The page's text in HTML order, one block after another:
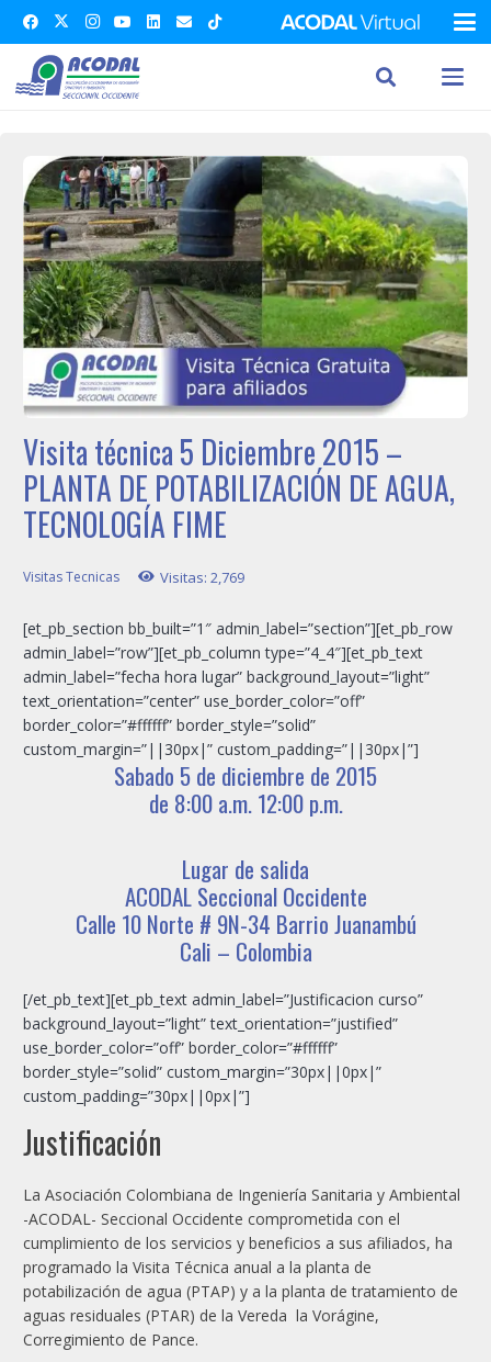
Visita técnica 5 Diciembre 2015 –
PLANTA DE POTABILIZACIÓN DE AGUA,
TECNOLOGÍA FIME
Visitas Tecnicas Visitas: 2,769
[et_pb_section bb_built=”1″ admin_label=”section”][et_pb_row
admin_label=”row”][et_pb_column type=”4_4″][et_pb_text
admin_label=”fecha hora lugar” background_layout=”light”
text_orientation=”center” use_border_color=”off”
border_color=”#ffffff” border_style=”solid”
custom_margin=”||30px|” custom_padding=”||30px|”]
Sabado 5 de diciembre de 2015
de 8:00 a.m. 12:00 p.m.
Lugar de salida
ACODAL Seccional Occidente
Calle 10 Norte # 9N-34 Barrio Juanambú
Cali – Colombia
[/et_pb_text][et_pb_text admin_label=”Justificacion curso”
background_layout=”light” text_orientation=”justified”
use_border_color=”off” border_color=”#ffffff”
border_style=”solid” custom_margin=”30px||0px|”
custom_padding=”30px||0px|”]
Justificación
La Asociación Colombiana de Ingeniería Sanitaria y Ambiental
-ACODAL- Seccional Occidente comprometida con el
cumplimiento de los servicios y beneficios a sus afiliados, ha
programado la Visita Técnica anual a la planta de
potabilización de agua (PTAP) y a la planta de tratamiento de
aguas residuales (PTAR) de la Vereda la Vorágine,
Corregimiento de Pance.